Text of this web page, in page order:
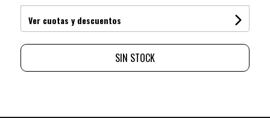
Ver cuotas y descuentos
SIN STOCK